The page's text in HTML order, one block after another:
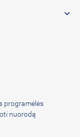

programėlės
nuorodą